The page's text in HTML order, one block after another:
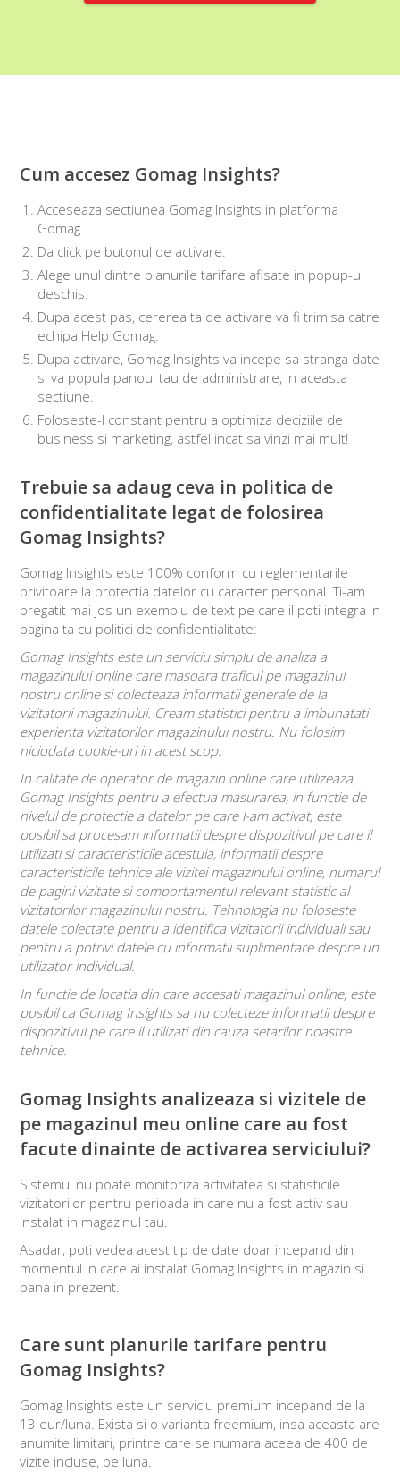
Cum accesez Gomag Insights?
Acceseaza sectiunea Gomag Insights in platforma
Gomag.
Da click pe butonul de activare.
Alege unul dintre planurile tarifare afisate in popup-ul
deschis.
Dupa acest pas, cererea ta de activare va fi trimisa catre
echipa Help Gomag.
Dupa activare, Gomag Insights va incepe sa stranga date
si va popula panoul tau de administrare, in aceasta
sectiune.
Foloseste-l constant pentru a optimiza deciziile de
business si marketing, astfel incat sa vinzi mai mult!
Trebuie sa adaug ceva in politica de
confidentialitate legat de folosirea
Gomag Insights?
Gomag Insights este 100% conform cu reglementarile
privitoare la protectia datelor cu caracter personal. Ti-am
pregatit mai jos un exemplu de text pe care il poti integra in
pagina ta cu politici de confidentialitate:
Gomag Insights este un serviciu simplu de analiza a
magazinului online care masoara traficul pe magazinul
nostru online si colecteaza informatii generale de la
vizitatorii magazinului. Cream statistici pentru a imbunatati
experienta vizitatorilor magazinului nostru. Nu folosim
niciodata cookie-uri in acest scop.
In calitate de operator de magazin online care utilizeaza
Gomag Insights pentru a efectua masurarea, in functie de
nivelul de protectie a datelor pe care l-am activat, este
posibil sa procesam informatii despre dispozitivul pe care il
utilizati si caracteristicile acestuia, informatii despre
caracteristicile tehnice ale vizitei magazinului online, numarul
de pagini vizitate si comportamentul relevant statistic al
vizitatorilor magazinului nostru. Tehnologia nu foloseste
datele colectate pentru a identifica vizitatorii individuali sau
pentru a potrivi datele cu informatii suplimentare despre un
utilizator individual.
In functie de locatia din care accesati magazinul online, este
posibil ca Gomag Insights sa nu colecteze informatii despre
dispozitivul pe care il utilizati din cauza setarilor noastre
tehnice.
Gomag Insights analizeaza si vizitele de
pe magazinul meu online care au fost
facute dinainte de activarea serviciului?
Sistemul nu poate monitoriza activitatea si statisticile
vizitatorilor pentru perioada in care nu a fost activ sau
instalat in magazinul tau.
Asadar, poti vedea acest tip de date doar incepand din
momentul in care ai instalat Gomag Insights in magazin si
pana in prezent.
Care sunt planurile tarifare pentru
Gomag Insights?
Gomag Insights este un serviciu premium incepand de la
13 eur/luna. Exista si o varianta freemium, insa aceasta are
anumite limitari, printre care se numara aceea de 400 de
vizite incluse, pe luna.